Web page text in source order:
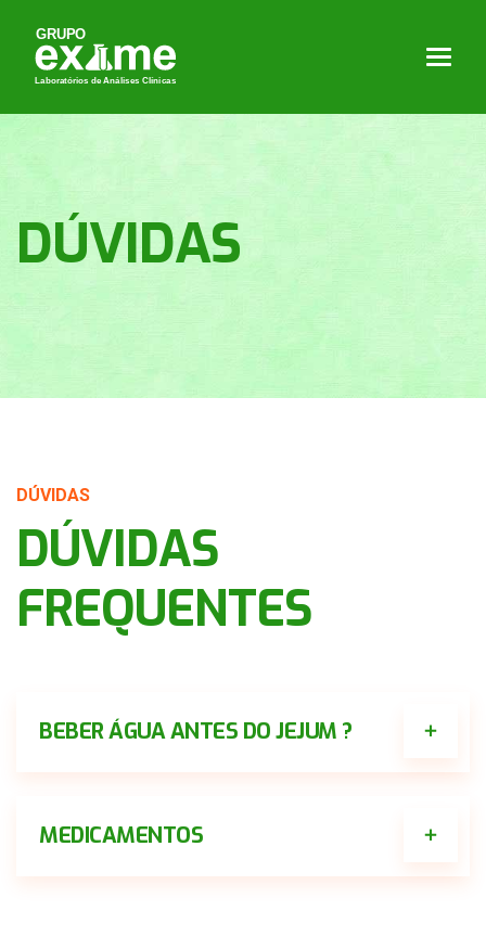
DÚVIDAS
DÚVIDAS
DÚVIDAS
FREQUENTES
BEBER ÁGUA ANTES DO JEJUM ?
MEDICAMENTOS